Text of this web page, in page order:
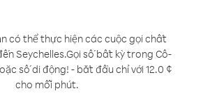
có thể thực hiện các cuộc gọi chất
Seychelles.Gọi số bất kỳ trong Cô-
số di động! - bắt đầu chỉ với 12.0 ¢
cho mỗi phút.